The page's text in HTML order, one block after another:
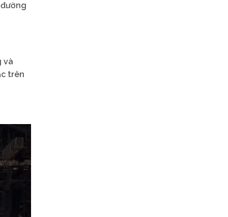
và
trên